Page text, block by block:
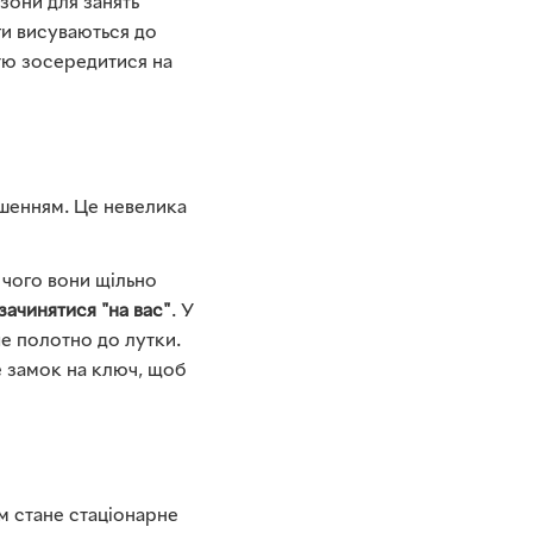
висуваються до
зосередитися на
Це невелика
вони щільно
"на вас". У
полотно до лутки.
замок на ключ, щоб
стане стаціонарне